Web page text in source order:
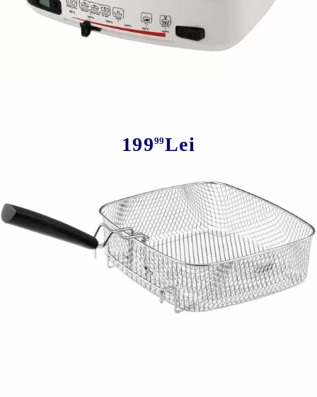
19999Lei
12în stoc
COMANDĂ RAPIDĂ
Noi vă vom contacta pentru finalizarea comenzii.